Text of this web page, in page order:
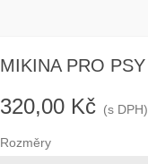
MIKINA PRO PSY
320,00 Kč (s DPH)
Rozměry